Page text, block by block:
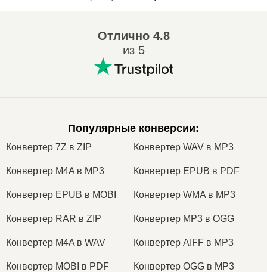
Отлично4.8
из 5
Популярные конверсии:
Конвертер 7Z в ZIP Конвертер WAV в MP3
Конвертер M4A в MP3 Конвертер EPUB в PDF
Конвертер EPUB в MOBI Конвертер WMA в MP3
Конвертер RAR в ZIP Конвертер MP3 в OGG
Конвертер M4A в WAV Конвертер AIFF в MP3
Конвертер MOBI в PDF Конвертер OGG в MP3